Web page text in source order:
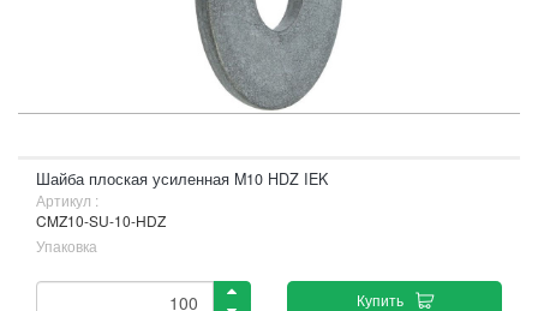
Шайба плоская усиленная M10 HDZ IEK
Артикул :
CMZ10-SU-10-HDZ
Упаковка
Купить